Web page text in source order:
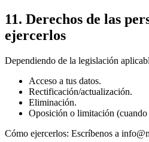
11. Derechos de las
ejercerlos
Dependiendo de la legislación
Acceso a tus datos.
Rectificación/actualización.
Eliminación.
Oposición o limitación (cuando
Cómo ejercerlos: Escríbenos a